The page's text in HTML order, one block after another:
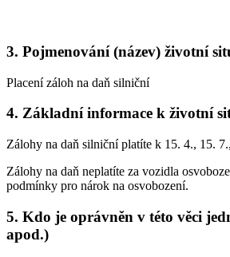
3. Pojmenování (název) životní
Placení záloh na daň silniční
4. Základní informace k životní
Zálohy na daň silniční platíte k 15. 4., 15.
Zálohy na daň neplatíte za vozidla
podmínky pro nárok na osvobození.
5. Kdo je oprávněn v této věci
apod.)